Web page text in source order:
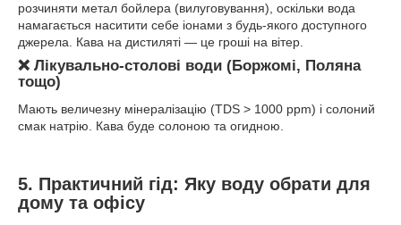
розчиняти метал бойлера (вилуговування), оскільки вода
намагається наситити себе іонами з будь-якого доступного
джерела. Кава на дистиляті — це гроші на вітер.
❌ Лікувально-столові води (Боржомі, Поляна
тощо)
Мають величезну мінералізацію (TDS > 1000 ppm) і солоний
смак натрію. Кава буде солоною та огидною.
5. Практичний гід: Яку воду обрати для
дому та офісу